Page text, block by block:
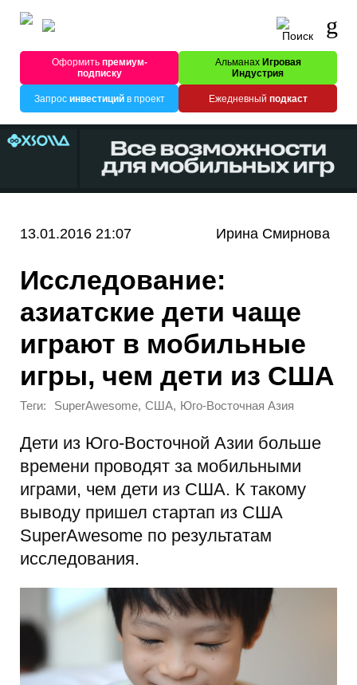
Оформитьпремиум-
подписку
Альманах Игровая
Индустрия
Запрос инвестицийв проект Ежедневный подкаст
13.01.2016 21:07 Ирина Смирнова
Исследование:
азиатские дети чаще
играют в мобильные
игры, чем дети из США
Теги: SuperAwesome, США, Юго-Восточная Азия
Дети из Юго-Восточной Азии больше
времени проводят за мобильными
играми, чем дети из США. К такому
выводу пришел стартап из США
SuperAwesome по результатам
исследования.